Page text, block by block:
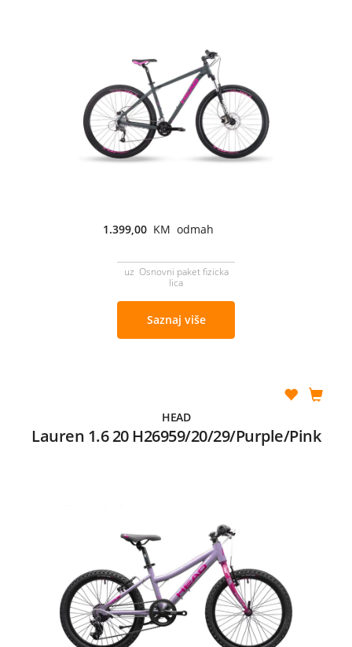
1.399,00 KM odmah
uz Osnovni paket fizicka
lica
Saznaj više
HEAD
Lauren 1.6 20 H26959/20/29/Purple/Pink